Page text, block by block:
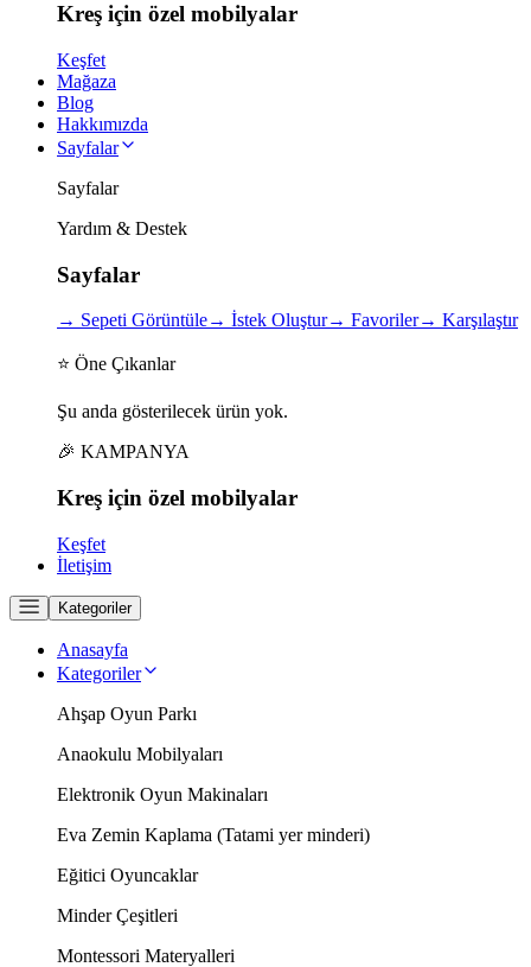
Kreş için özel mobilyalar
Keşfet
Mağaza
Blog
Hakkımızda
Sayfalar
Sayfalar
Yardım & Destek
Sayfalar
→ Sepeti Görüntüle→ İstek Oluştur→ Favoriler→ Karşılaştır
⭐ Öne Çıkanlar
Şu anda gösterilecek ürün yok.
🎉 KAMPANYA
Kreş için özel mobilyalar
Keşfet
İletişim
Kategoriler
Anasayfa
Kategoriler
Ahşap Oyun Parkı
Anaokulu Mobilyaları
Elektronik Oyun Makinaları
Eva Zemin Kaplama (Tatami yer minderi)
Eğitici Oyuncaklar
Minder Çeşitleri
Montessori Materyalleri